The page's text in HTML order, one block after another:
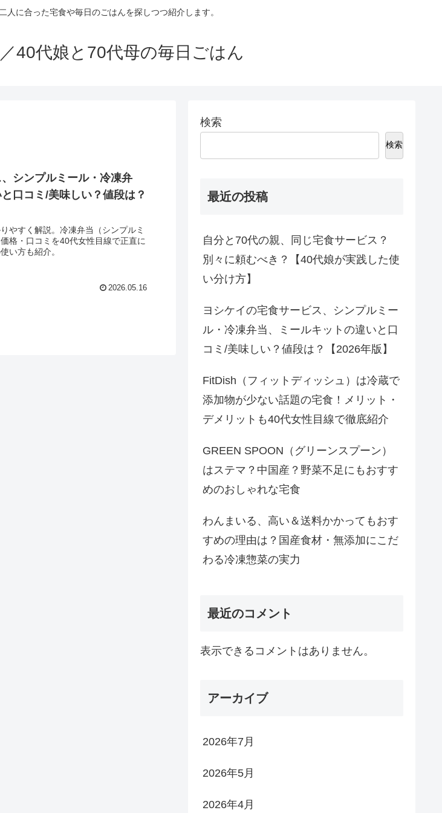
に合った宅食や毎日のごはんを探しつつ紹介します。
40代娘と70代母の毎日ごはん
シンプルミール・冷凍弁
口コミ/美味しい？値段は？
やすく解説。冷凍弁当（シンプルミ
格・口コミを40代女性目線で正直に
い方も紹介。
2026.05.16
検索
検索
最近の投稿
自分と70代の親、同じ宅食サービス？
別々に頼むべき？【40代娘が実践した使
い分け方】
ヨシケイの宅食サービス、シンプルミー
ル・冷凍弁当、ミールキットの違いと口
コミ/美味しい？値段は？【2026年版】
FitDish（フィットディッシュ）は冷蔵で
添加物が少ない話題の宅食！メリット・
デメリットも40代女性目線で徹底紹介
GREEN SPOON（グリーンスプーン）
はステマ？中国産？野菜不足にもおすす
めのおしゃれな宅食
わんまいる、高い＆送料かかってもおす
すめの理由は？国産食材・無添加にこだ
わる冷凍惣菜の実力
最近のコメント
表示できるコメントはありません。
アーカイブ
2026年7月
2026年5月
2026年4月